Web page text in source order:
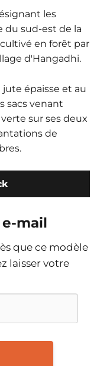
les
du sud-est de la
en forêt par
d'Hangadhi.
épaisse et au
sacs venant
sur ses deux
de
mail
que ce modèle
laisser votre